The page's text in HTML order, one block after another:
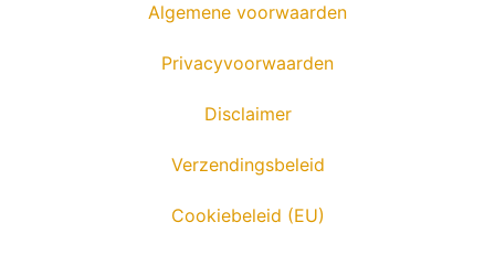
Algemene voorwaarden
Privacyvoorwaarden
Disclaimer
Verzendingsbeleid
Cookiebeleid (EU)